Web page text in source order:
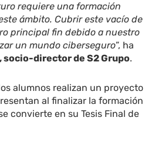
requiere una formación
ámbito. Cubrir este vacío de
principal fin debido a nuestro
un mundo ciberseguro”, ha
socio-director de S2 Grupo.
alumnos realizan un proyecto
al finalizar la formación
convierte en su Tesis Final de